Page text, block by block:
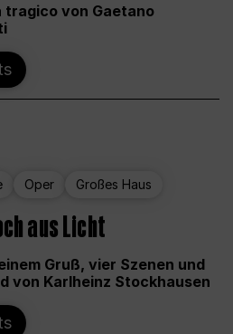
tragico von Gaetano
Oper Großes Haus
aus Licht
Gruß, vier Szenen und
von Karlheinz Stockhausen